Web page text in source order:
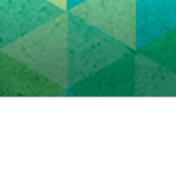
Aller
au
contenu
principal